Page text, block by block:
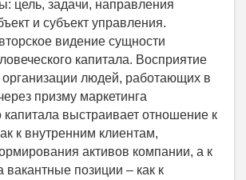
цель, задачи, направления
и субъект управления.
видение сущности
капитала. Восприятие
организации людей, работающих в
призму маркетинга
капитала выстраивает отношение к
к внутренним клиентам,
активов компании, а к
вакантные позиции – как к